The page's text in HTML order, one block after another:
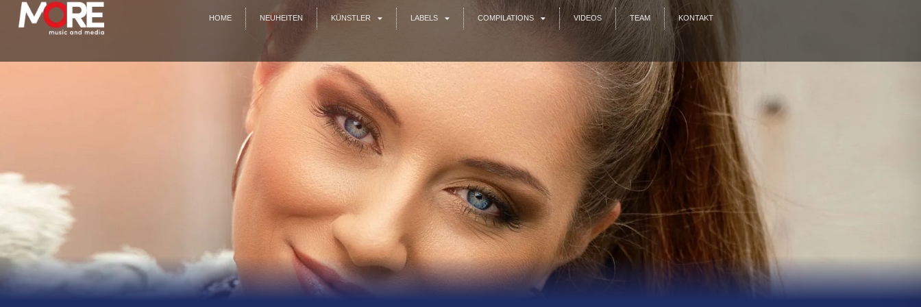
HOME NEUHEITEN KÜNSTLER LABELS COMPILATIONS VIDEOS TEAM KONTAKT